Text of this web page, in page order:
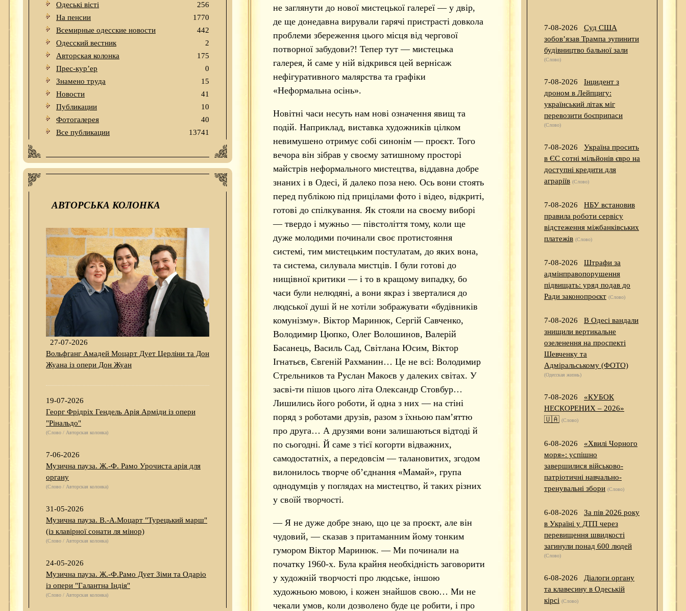
Одеськi вiстi
256
На пенсии
1770
Всемирные одесские новости
442
Одесский вестник
2
Авторская колонка
175
Прес-кур’ер
0
Знамено труда
15
Новости
41
Публикации
10
Фотогалерея
40
Все публикации
13741
АВТОРСЬКА КОЛОНКА
27-07-2026
Вольфганг Амадей Моцарт Дует Церліни та Дон
Жуана із опери Дон Жуан
19-07-2026
Георг Фрідріх Гендель Арія Арміди із опери
"Рінальдо"
(Слово / Авторская колонка)
7-06-2026
Музична пауза. Ж.-Ф. Рамо Урочиста арія для
органу
(Слово / Авторская колонка)
31-05-2026
Музична пауза. В.-А.Моцарт "Турецький марш"
(із клавірної сонати ля мінор)
(Слово / Авторская колонка)
24-05-2026
Музична пауза. Ж.-Ф.Рамо Дует Зіми та Одаріо
із опери "Галантна Індія"
(Слово / Авторская колонка)
не заглянути до нової мистецької галереї — у двір,
де ще донедавна вирували гарячі пристрасті довкола
проблеми збереження цього місця від чергової
потворної забудови?! Тепер тут — мистецька
галерея, й саме у ній відкрився цей вернісаж
нефігуративного малярства та графіки
«Неформальна осінь».
Новітні часи несуть нам нові означення явищ та
подій. Наприклад, виставка художників цілком
невимушено отримує собі синонім — проєкт. Того
вечора він зібрав у своєму затишному просторі
майстрів неформального мистецтва, віддавна добре
знаних і в Одесі, й далеко поза нею. Ось вони стоять
перед публікою під прицілами фото і відео, відкриті,
готові до спілкування. Як стояли на своєму виборі
— твердо і мужньо — півстоліття тому, коли ще
дуже молодими починали своє протистояння
системі, тим мистецьким постулатам, до яких вона,
та система, силувала мистців. І були готові до
нищівної критики — і то в кращому випадку, бо
часи були нелюдяні, а вони якраз і зверталися до
людської душі й не хотіли зображувати «будівників
комунізму». Віктор Маринюк, Сергій Савченко,
Володимир Цюпко, Олег Волошинов, Валерій
Басанець, Василь Сад, Світлана Юсим, Віктор
Ігнатьєв, Євгеній Рахманин… Це не всі: Володимир
Стрельников та Руслан Макоєв у далеких світах. У
засві-ти пішов цього літа Олександр Стовбур…
Лишились його роботи, й одна з них — на стіні
поряд з роботами друзів, разом з їхньою пам’яттю
про друга… А друзями вони залишаються відтоді й
по сьогодні. Й саме з тієї когорти відважних,
самодостатніх, а передовсім — талановитих, згодом
вилонилось творче об’єднання «Мамай», група
однодумців у поглядах на мистецтво, й таких різних
у своїй творчості.
— Я не дуже добре знаю, що це за проєкт, але він
чудовий, — сказав з притаманним йому тонким
гумором Віктор Маринюк. — Ми починали на
початку 1960-х. Була крайня необхідність заговорити
у художній творчості про людське, іншою
художньою мовою, і кожен знайшов свою… Ми не
чекали умов, коли дозволено буде це робити, і про
7-08-2026
Суд США
зобов’язав Трампа зупинити
будівництво бальної зали
(Слово)
7-08-2026
Інцидент з
дроном в Лейпцигу:
український літак міг
перевозити боєприпаси
(Слово)
7-08-2026
Україна просить
в ЄС сотні мільйонів євро на
доступні кредити для
аграріїв (Слово)
7-08-2026
НБУ встановив
правила роботи сервісу
відстеження міжбанківських
платежів (Слово)
7-08-2026
Штрафи за
адмінправопорушення
підвищать: уряд подав до
Ради законопроєкт (Слово)
7-08-2026
В Одесі вандали
знищили вертикальне
озеленення на проспекті
Шевченку та
Адміральському (ФОТО)
(Одесская жизнь)
7-08-2026
«КУБОК
НЕСКОРЕНИХ – 2026»
🇺🇦 (Слово)
6-08-2026
«Хвилі Чорного
моря»: успішно
завершилися військово-
патріотичні навчально-
тренувальні збори (Слово)
6-08-2026
За пів 2026 року
в Україні у ДТП через
перевищення швидкості
загинули понад 600 людей
(Слово)
6-08-2026
Діалоги органу
та клавесину в Одеській
кірсі (Слово)